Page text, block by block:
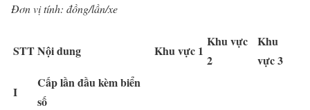
Đơn vị tính: đồng/lần/xe
STTNội dung Khu vực 1
Khu vực
2
Khu
vực 3
I
Cấp lần đầu kèm biển
số